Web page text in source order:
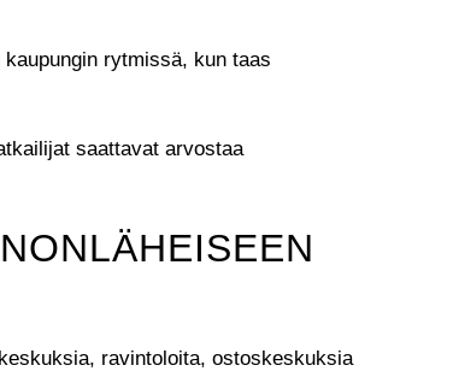
rytmissä, kun taas
saattavat arvostaa
ravintoloita, ostoskeskuksia